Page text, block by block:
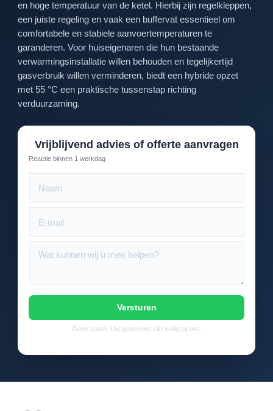
en hoge temperatuur van de ketel. Hierbij zijn regelkleppen,
een juiste regeling en vaak een buffervat essentieel om
comfortabele en stabiele aanvoertemperaturen te
garanderen. Voor huiseigenaren die hun bestaande
verwarmingsinstallatie willen behouden en tegelijkertijd
gasverbruik willen verminderen, biedt een hybride opzet
met 55 °C een praktische tussenstap richting
verduurzaming.
Vrijblijvend advies of offerte aanvragen
Reactie binnen 1 werkdag
Versturen
Geen spam. Uw gegevens zijn veilig bij ons.